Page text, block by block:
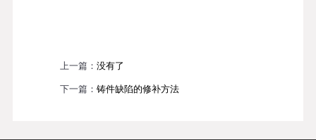
上一篇：没有了
下一篇：铸件缺陷的修补方法